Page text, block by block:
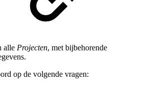
alle Projecten, met bijbehorende
op de volgende vragen: